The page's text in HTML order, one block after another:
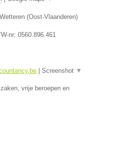
Wetteren (Oost-Vlaanderen)
nr: 0560.896.461
Screenshot ▼
vrije beroepen en